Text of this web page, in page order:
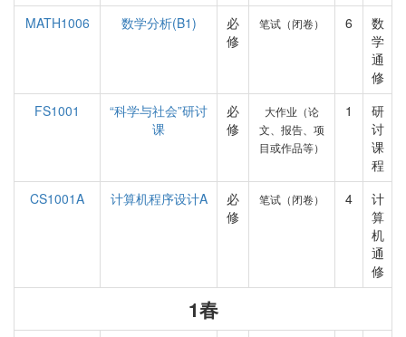
MATH1006
数学分析(B1)
必
修
笔试（闭卷） 6
数
学
通
修
FS1001
“科学与社会”研讨
课
必
修
大作业（论
文、报告、项
目或作品等）
1
研
讨
课
程
CS1001A
计算机程序设计A
必
修
笔试（闭卷） 4
计
算
机
通
修
1春